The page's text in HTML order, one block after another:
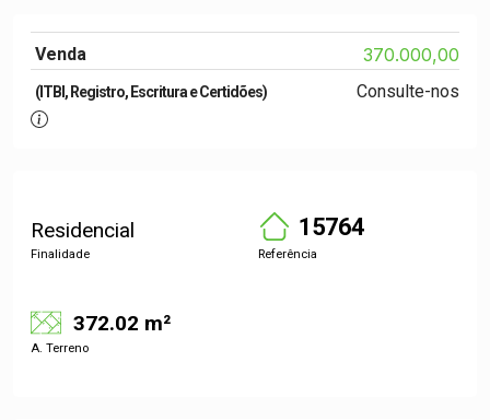
Venda 370.000,00
(ITBI, Registro, Escritura e Certidões) Consulte-nos
Residencial
Finalidade
15764
Referência
372.02 m²
A. Terreno